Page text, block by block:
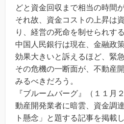
どと資金回収まで相当の時間が
それ故、資金コストの上昇は
り、経営の死命を制せられす
中国人民銀行は現在、金融政
効果大きいと訴えるほど、緊
その危機の一断面が、不動産
みるべきだろう。
『ブルームバーグ』（１１月
動産開発業者に暗雲、資金調
ト懸念」と題する記事を掲載し